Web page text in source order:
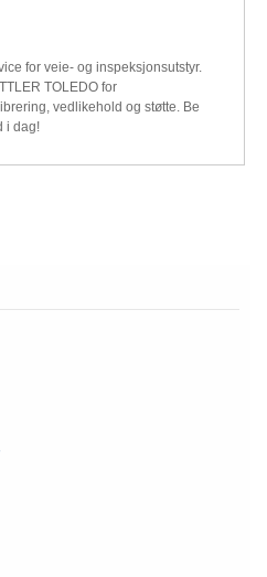
for veie- og inspeksjonsutstyr.
TOLEDO for
vedlikehold og støtte. Be
i dag!